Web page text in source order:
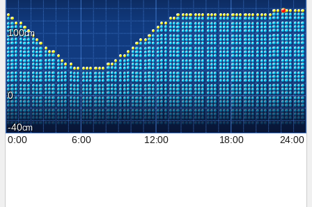
100
0
-40
0:00
6:00 12:00 18:00 24:00